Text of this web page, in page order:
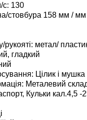
с: 130
стовбура 158 мм / мм
рукояті: метал/
гладкий
Цілик і мушка
Металевий
Кульки кал.4,5